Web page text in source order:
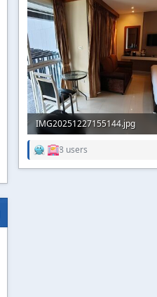
IMG20251227155144.jpg
67,1 KB · Aufrufe: 4.678
R
8 users